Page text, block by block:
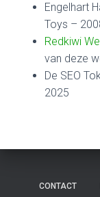
Engelhart
Toys –
Redkiwi
van deze
De SEO
2025
CONTACT